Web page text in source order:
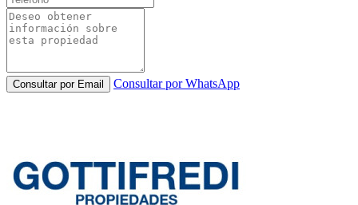
Consultar por Email Consultar por WhatsApp